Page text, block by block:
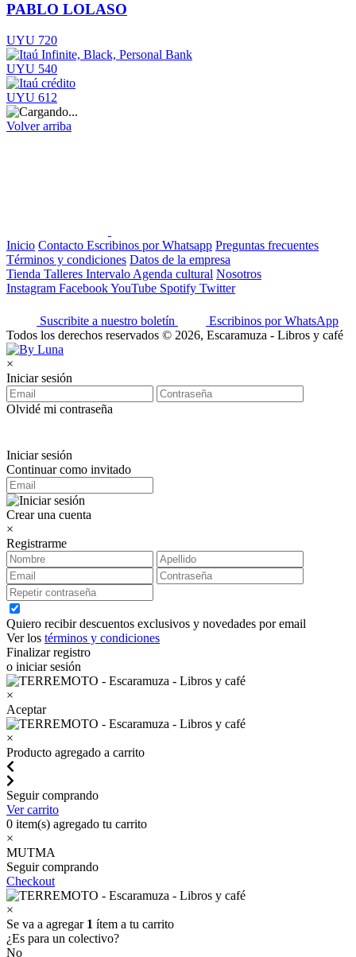
PABLO LOLASO
UYU 720
UYU 540
UYU 612
Volver arriba
Inicio Contacto Escribinos por Whatsapp Preguntas frecuentes
Términos y condiciones Datos de la empresa
Tienda Talleres Intervalo Agenda cultural Nosotros
Instagram FacebookYouTube Spotify Twitter
Suscribite a nuestro boletín
Escribinos por WhatsApp
Todos los derechos reservados © 2026, Escaramuza - Libros y café
×
Iniciar sesión
Olvidé mi contraseña
Iniciar sesión
Continuar como invitado
Crear una cuenta
×
Registrarme
Quiero recibir descuentos exclusivos y novedades por email
Ver los términos y condiciones
Finalizar registro
o iniciar sesión
×
Aceptar
×
Producto agregado a carrito
Seguir comprando
Ver carrito
0 item(s) agregado tu carrito
×
MUTMA
Seguir comprando
Checkout
×
Se va a agregar 1 ítem a tu carrito
¿Es para un colectivo?
No